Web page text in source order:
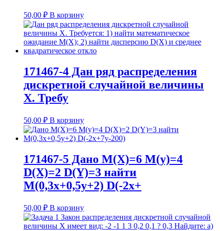
50,00 ₽ В корзину
171467-4 Дан ряд распределения
дискретной случайной величины
X. Требу
50,00 ₽ В корзину
171467-5 Дано М(Х)=6 М(у)=4
D(X)=2 D(Y)=3 найти
М(0,3х+0,5у+2) D(-2x+
50,00 ₽ В корзину